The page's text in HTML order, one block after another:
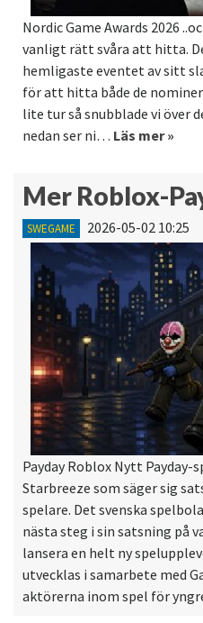
Nordic Game Awards 2026
vanligt rätt svåra att hitta.
hemligaste eventet av sitt
för att hitta både de
lite tur så snubblade vi över
nedan ser ni… Läs mer »
Mer Roblox-
SWEGAME 2026-05-02 10:25
Payday Roblox Nytt Payday-
Starbreeze som säger sig
spelare. Det svenska
nästa steg i sin satsning på
lansera en helt ny
utvecklas i samarbete med
aktörerna inom spel för